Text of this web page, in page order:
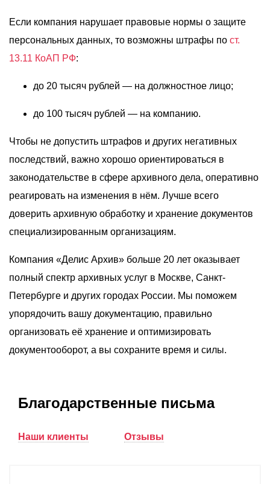
Если компания нарушает правовые нормы о защите
персональных данных, то возможны штрафы по ст.
13.11 КоАП РФ:
до 20 тысяч рублей — на должностное лицо;
до 100 тысяч рублей — на компанию.
Чтобы не допустить штрафов и других негативных
последствий, важно хорошо ориентироваться в
законодательстве в сфере архивного дела, оперативно
реагировать на изменения в нём. Лучше всего
доверить архивную обработку и хранение документов
специализированным организациям.
Компания «Делис Архив» больше 20 лет оказывает
полный спектр архивных услуг в Москве, Санкт-
Петербурге и других городах России. Мы поможем
упорядочить вашу документацию, правильно
организовать её хранение и оптимизировать
документооборот, а вы сохраните время и силы.
Благодарственные письма
Наши клиенты Отзывы